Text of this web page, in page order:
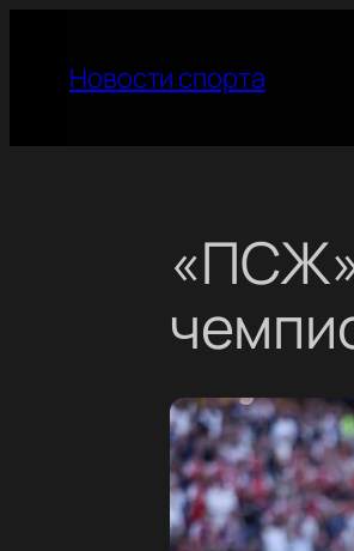
содержимому
Новости спорта